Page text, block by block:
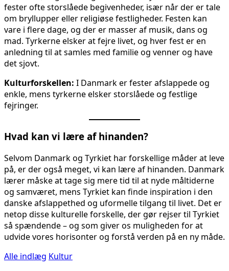
fester ofte storslåede begivenheder, især når der er tale
om bryllupper eller religiøse festligheder. Festen kan
vare i flere dage, og der er masser af musik, dans og
mad. Tyrkerne elsker at fejre livet, og hver fest er en
anledning til at samles med familie og venner og have
det sjovt.
Kulturforskellen: I Danmark er fester afslappede og
enkle, mens tyrkerne elsker storslåede og festlige
fejringer.
Hvad kan vi lære af hinanden?
Selvom Danmark og Tyrkiet har forskellige måder at leve
på, er der også meget, vi kan lære af hinanden. Danmark
lærer måske at tage sig mere tid til at nyde måltiderne
og samværet, mens Tyrkiet kan finde inspiration i den
danske afslappethed og uformelle tilgang til livet. Det er
netop disse kulturelle forskelle, der gør rejser til Tyrkiet
så spændende – og som giver os muligheden for at
udvide vores horisonter og forstå verden på en ny måde.
Alle indlæg Kultur